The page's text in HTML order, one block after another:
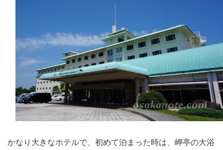
かなり大きなホテルで、初めて泊まった時は、岬亭の大浴